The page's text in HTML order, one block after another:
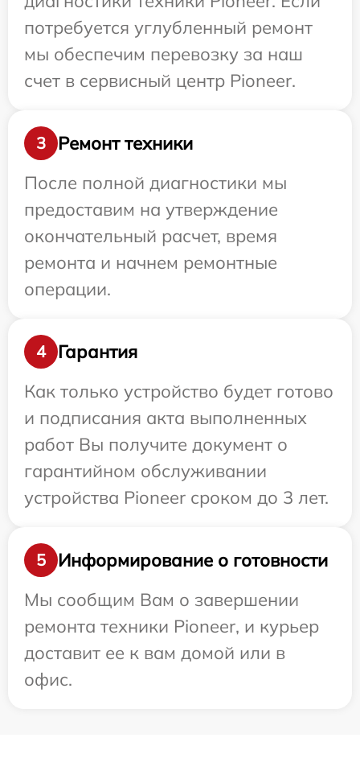
потребуется углубленный ремонт
мы обеспечим перевозку за наш
счет в сервисный центр Pioneer.
3
Ремонт техники
После полной диагностики мы
предоставим на утверждение
окончательный расчет, время
ремонта и начнем ремонтные
операции.
4
Гарантия
Как только устройство будет готово
и подписания акта выполненных
работ Вы получите документ о
гарантийном обслуживании
устройства Pioneer сроком до 3 лет.
5
Информирование о готовности
Мы сообщим Вам о завершении
ремонта техники Pioneer, и курьер
доставит ее к вам домой или в
офис.